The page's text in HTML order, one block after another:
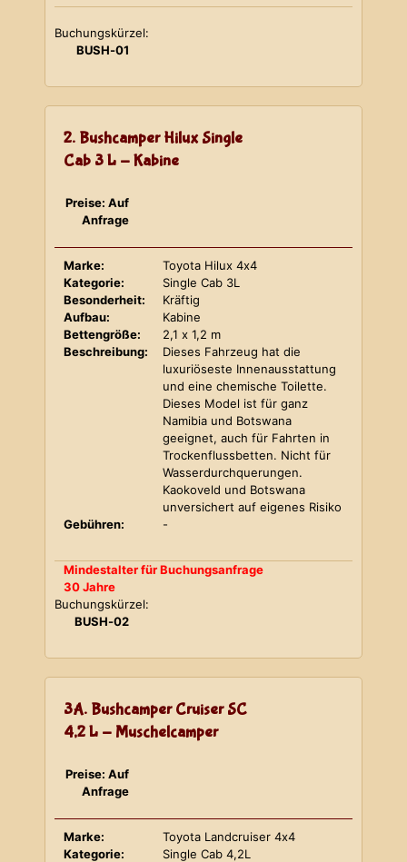
Buchungskürzel:
BUSH-01
2. Bushcamper Hilux Single
Cab 3 L - Kabine
Preise: Auf
Anfrage
Marke:
Toyota Hilux 4x4
Kategorie:
Single Cab 3L
Besonderheit:
Kräftig
Aufbau:
Kabine
Bettengröße:
2,1 x 1,2 m
Beschreibung:
Dieses Fahrzeug hat die
luxuriöseste Innenausstattung
und eine chemische Toilette.
Dieses Model ist für ganz
Namibia und Botswana
geeignet, auch für Fahrten in
Trockenflussbetten. Nicht für
Wasserdurchquerungen.
Kaokoveld und Botswana
unversichert auf eigenes Risiko
Gebühren:
-
Mindestalter für Buchungsanfrage
30 Jahre
Buchungskürzel:
BUSH-02
3A. Bushcamper Cruiser SC
4,2 L - Muschelcamper
Preise: Auf
Anfrage
Marke:
Toyota Landcruiser 4x4
Kategorie:
Single Cab 4,2L